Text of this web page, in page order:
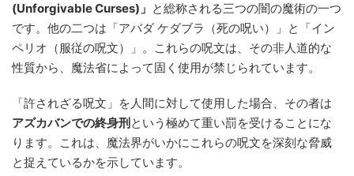
(Unforgivable Curses)」 と総称される三つの闇の魔術の一つ
です。他の二つは「アバダ ケダブラ（死の呪い）」と「イン
ペリオ（服従の呪文）」。これらの呪文は、その非人道的な
性質から、魔法省によって固く使用が禁じられています。
「許されざる呪文」を人間に対して使用した場合、その者は
アズカバンでの終身刑という極めて重い罰を受けることにな
ります。これは、魔法界がいかにこれらの呪文を深刻な脅威
と捉えているかを示しています。